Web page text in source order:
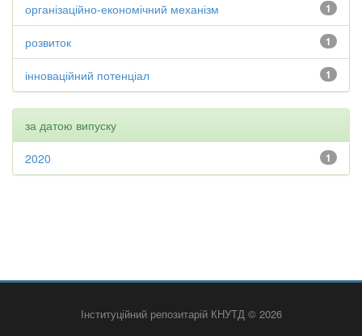
1
організаційно-економічний механізм
1
розвиток
1
інноваційний потенціал
за датою випуску
1
2020
Інституційний репозитарій КНУТД © 2026